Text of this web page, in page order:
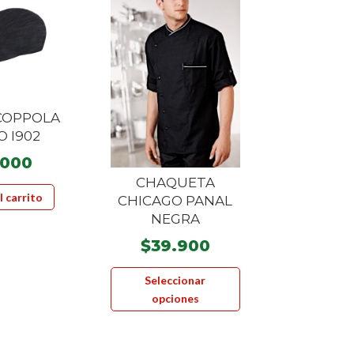
I902
carrito
CHAQUETA
CHICAGO PANAL
NEGRA
$39.900
Seleccionar
opciones
Este
tiene